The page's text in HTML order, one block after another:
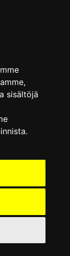
sisältöjä